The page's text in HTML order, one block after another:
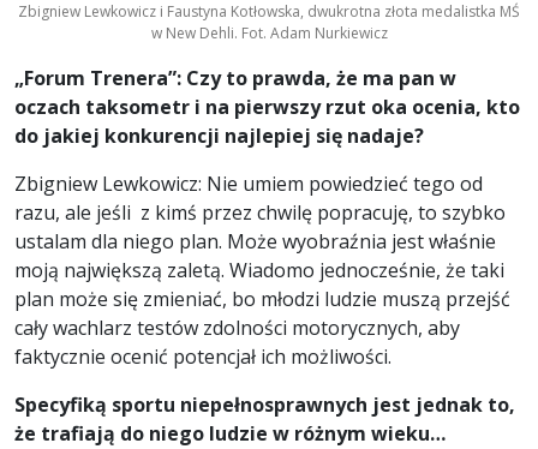
Zbigniew Lewkowicz i Faustyna Kotłowska, dwukrotna złota medalistka MŚ
w New Dehli. Fot. Adam Nurkiewicz
„Forum Trenera”: Czy to prawda, że ma pan w
oczach taksometr i na pierwszy rzut oka ocenia, kto
do jakiej konkurencji najlepiej się nadaje?
Zbigniew Lewkowicz: Nie umiem powiedzieć tego od
razu, ale jeśli z kimś przez chwilę popracuję, to szybko
ustalam dla niego plan. Może wyobraźnia jest właśnie
moją największą zaletą. Wiadomo jednocześnie, że taki
plan może się zmieniać, bo młodzi ludzie muszą przejść
cały wachlarz testów zdolności motorycznych, aby
faktycznie ocenić potencjał ich możliwości.
Specyfiką sportu niepełnosprawnych jest jednak to,
że trafiają do niego ludzie w różnym wieku…